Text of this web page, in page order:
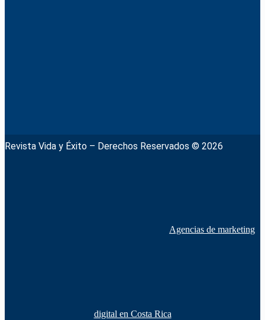
Revista Vida y Éxito – Derechos Reservados © 2026
Agencias de marketing
digital en Costa Rica